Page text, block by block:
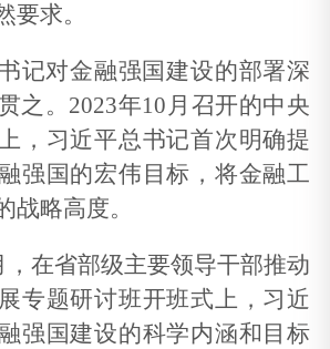
要求。
对金融强国建设的部署深
之。2023年10月召开的中央
，习近平总书记首次明确提
强国的宏伟目标，将金融工
战略高度。
在省部级主要领导干部推动
专题研讨班开班式上，习近
强国建设的科学内涵和目标